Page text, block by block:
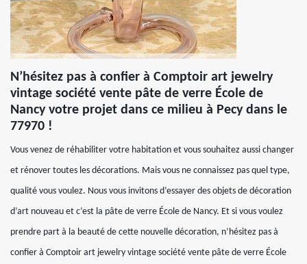
N’hésitez pas à confier à Comptoir art jewelry
vintage société vente pâte de verre École de
Nancy votre projet dans ce milieu à Pecy dans le
77970 !
Vous venez de réhabiliter votre habitation et vous souhaitez aussi changer
et rénover toutes les décorations. Mais vous ne connaissez pas quel type,
qualité vous voulez. Nous vous invitons d’essayer des objets de décoration
d’art nouveau et c’est la pâte de verre École de Nancy. Et si vous voulez
prendre part à la beauté de cette nouvelle décoration, n’hésitez pas à
confier à Comptoir art jewelry vintage société vente pâte de verre École